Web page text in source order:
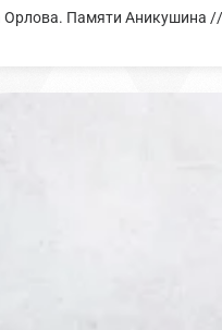
Памяти Аникушина //